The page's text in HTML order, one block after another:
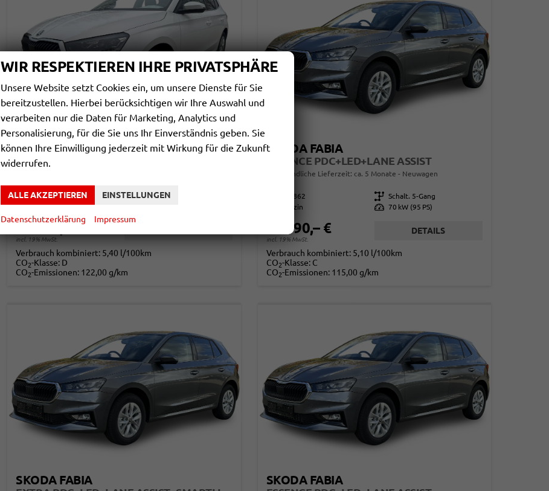
SKODA FABIA
Fahrzeugnr. 865864 Getriebe Schalt. 5-Gang
Kraftstoff Benzin
17.590,– €
incl. 19% MwSt.
Verbrauch kombiniert: 5,40 l/100km
CO2-Klasse: D
CO2-Emissionen: 122,00 g/km
SKODA FABIA
ESSENCE PDC+LED+LANE ASSIST
unverbindliche Lieferzeit: ca. 5 Monate Neuwagen
865862 Getriebe Schalt. 5-Gang
Benzin Leistung 70 kW (95 PS)
17.690,– €
incl. 19% MwSt.
DETAILS
Verbrauch kombiniert: 5,10 l/100km
CO2-Klasse: C
CO2-Emissionen: 115,00 g/km
SKODA FABIA SKODA FABIA
WIR RESPEKTIEREN IHRE PRIVATSPHÄRE
Unsere Website setzt Cookies ein, um unsere Dienste für Sie
bereitzustellen. Hierbei berücksichtigen wir Ihre Auswahl und
verarbeiten nur die Daten für Marketing, Analytics und
Personalisierung, für die Sie uns Ihr Einverständnis geben. Sie
können Ihre Einwilligung jederzeit mit Wirkung für die Zukunft
widerrufen.
ALLE AKZEPTIEREN EINSTELLUNGEN
Datenschutzerklärung Impressum